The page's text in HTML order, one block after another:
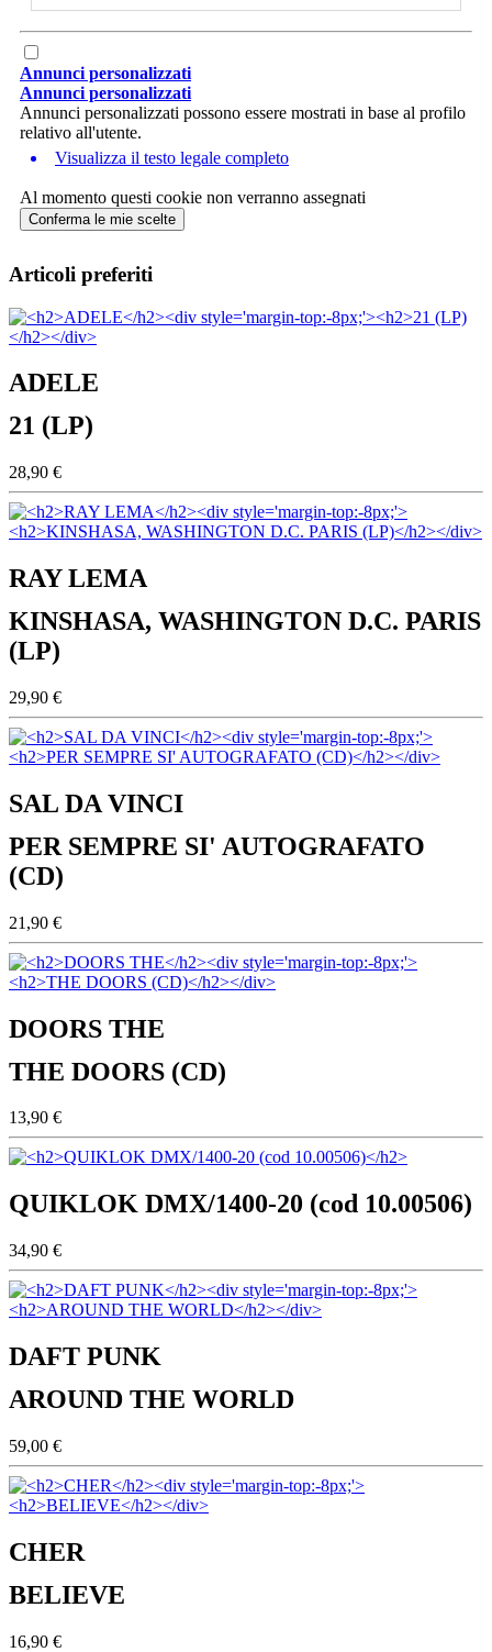
Annunci personalizzati
Annunci personalizzati
Annunci personalizzati possono essere mostrati in base al profilo
relativo all'utente.
Visualizza il testo legale completo
Al momento questi cookie non verranno assegnati
Conferma le mie scelte
Articoli preferiti
ADELE
21 (LP)
28,90 €
RAY LEMA
KINSHASA, WASHINGTON D.C. PARIS
(LP)
29,90 €
SAL DA VINCI
PER SEMPRE SI' AUTOGRAFATO
(CD)
21,90 €
DOORS THE
THE DOORS (CD)
13,90 €
QUIKLOK DMX/1400-20 (cod 10.00506)
34,90 €
DAFT PUNK
AROUND THE WORLD
59,00 €
CHER
BELIEVE
16,90 €